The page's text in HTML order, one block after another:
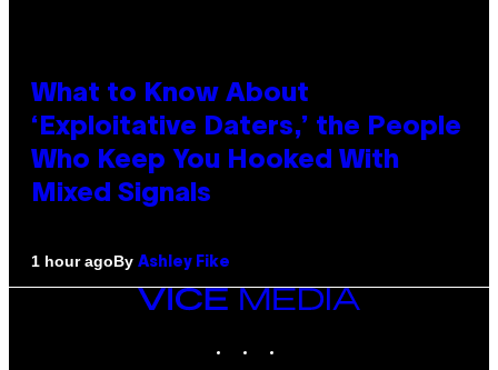
What to Know About
‘Exploitative Daters,’ the People
Who Keep You Hooked With
Mixed Signals
1 hour agoBy Ashley Fike
VICE
MEDIA